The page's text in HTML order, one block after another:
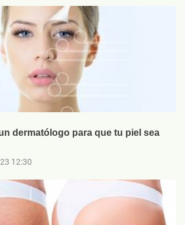
dermatólogo para que tu piel sea
12:30